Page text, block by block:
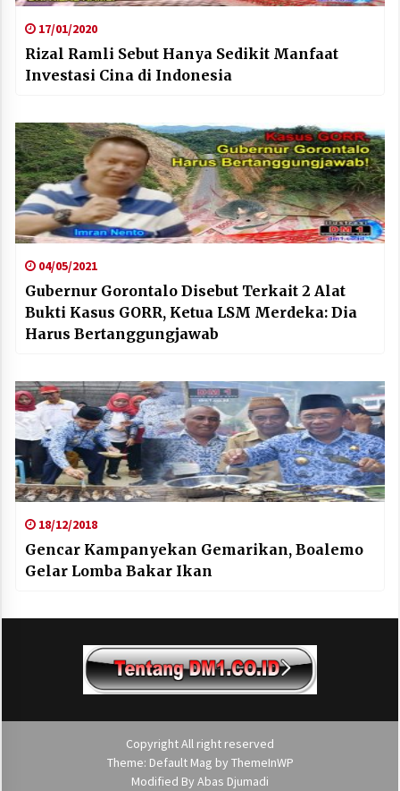
17/01/2020
Rizal Ramli Sebut Hanya Sedikit Manfaat
Investasi Cina di Indonesia
04/05/2021
Gubernur Gorontalo Disebut Terkait 2 Alat
Bukti Kasus GORR, Ketua LSM Merdeka: Dia
Harus Bertanggungjawab
18/12/2018
Gencar Kampanyekan Gemarikan, Boalemo
Gelar Lomba Bakar Ikan
Copyright All right reserved
Theme: Default Mag by ThemeInWP
Modified By Abas Djumadi